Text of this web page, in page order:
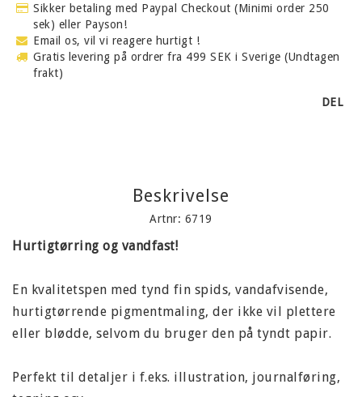
Sikker betaling med Paypal Checkout (Minimi order 250
sek) eller Payson!
Email os, vil vi reagere hurtigt !
Gratis levering på ordrer fra 499 SEK i Sverige (Undtagen
frakt)
DEL
Beskrivelse
Artnr: 6719
Hurtigtørring og vandfast!
En kvalitetspen med tynd fin spids, vandafvisende,
hurtigtørrende pigmentmaling, der ikke vil plettere
eller blødde, selvom du bruger den på tyndt papir.
Perfekt til detaljer i f.eks. illustration, journalføring,